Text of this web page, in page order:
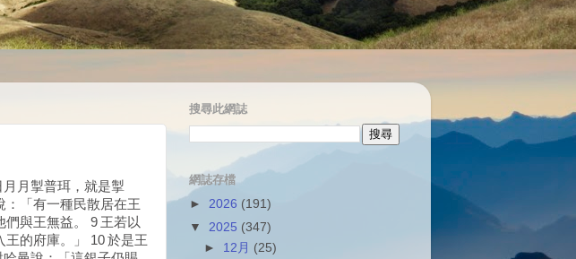
月掣普珥，就是掣
：「有一種民散居在王
與王無益。 9 王若以
的府庫。」 10 於是王
搜尋此網誌
網誌存檔
► 2026 (191)
▼ 2025 (347)
► 12月 (25)